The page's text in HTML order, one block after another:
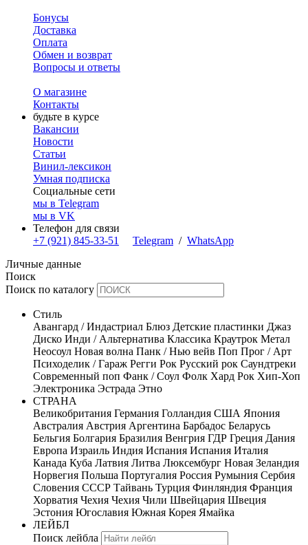
Бонусы
Доставка
Оплата
Обмен и возврат
Вопросы и ответы
О магазине
Контакты
будьте в курсе
Вакансии
Новости
Статьи
Винил-лексикон
Умная подписка
Социальные сети
мы в Telegram
мы в VK
Телефон для связи
+7 (921) 845-33-51
Telegram / WhatsApp
Личные данные
Поиск
Поиск по каталогу
Стиль
Авангард / Индастриал Блюз Детские пластинки Джаз
Диско Инди / Альтернатива Классика Краутрок Метал
Неосоул Новая волна Панк / Нью вейв Поп Прог / Арт
Психоделик / Гараж Регги Рок Русский рок Саундтреки
Современный поп Фанк / Соул Фолк Хард Рок Хип-Хоп
Электроника Эстрада Этно
СТРАНА
Великобритания Германия Голландия США Япония
Австралия Австрия Аргентина Барбадос Беларусь
Бельгия Болгария Бразилия Венгрия ГДР Греция Дания
Европа Израиль Индия Испания Испания Италия
Канада Куба Латвия Литва Люксембург Новая Зеландия
Норвегия Польша Португалия Россия Румыния Сербия
Словения СССР Тайвань Турция Финляндия Франция
Хорватия Чехия Чехия Чили Швейцария Швеция
Эстония Югославия Южная Корея Ямайка
ЛЕЙБЛ
Поиск лейбла